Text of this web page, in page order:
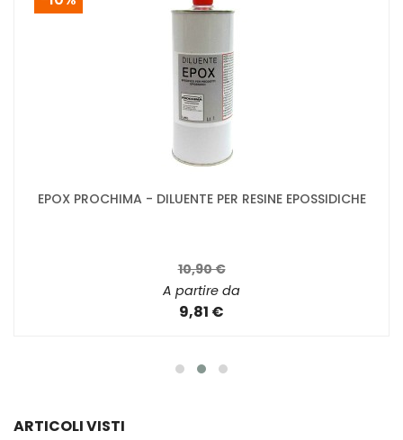
EPOX PROCHIMA - DILUENTE PER RESINE EPOSSIDICHE
10,90 €
A partire da
9,81 €
ARTICOLI VISTI